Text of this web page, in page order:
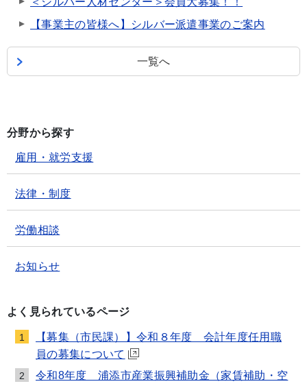
【事業主の皆様へ】シルバー派遣事業のご案内
一覧へ
分野から探す
雇用・就労支援
法律・制度
労働相談
お知らせ
よく見られているページ
1
【募集（市民課）】令和８年度 会計年度任用職
員の募集について
2
令和8年度 浦添市産業振興補助金（家賃補助・空